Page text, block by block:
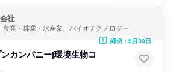
社
農業・林業・水産業、バイオテクノロジー
カンパニー|環境生物コ
締切：9月30日